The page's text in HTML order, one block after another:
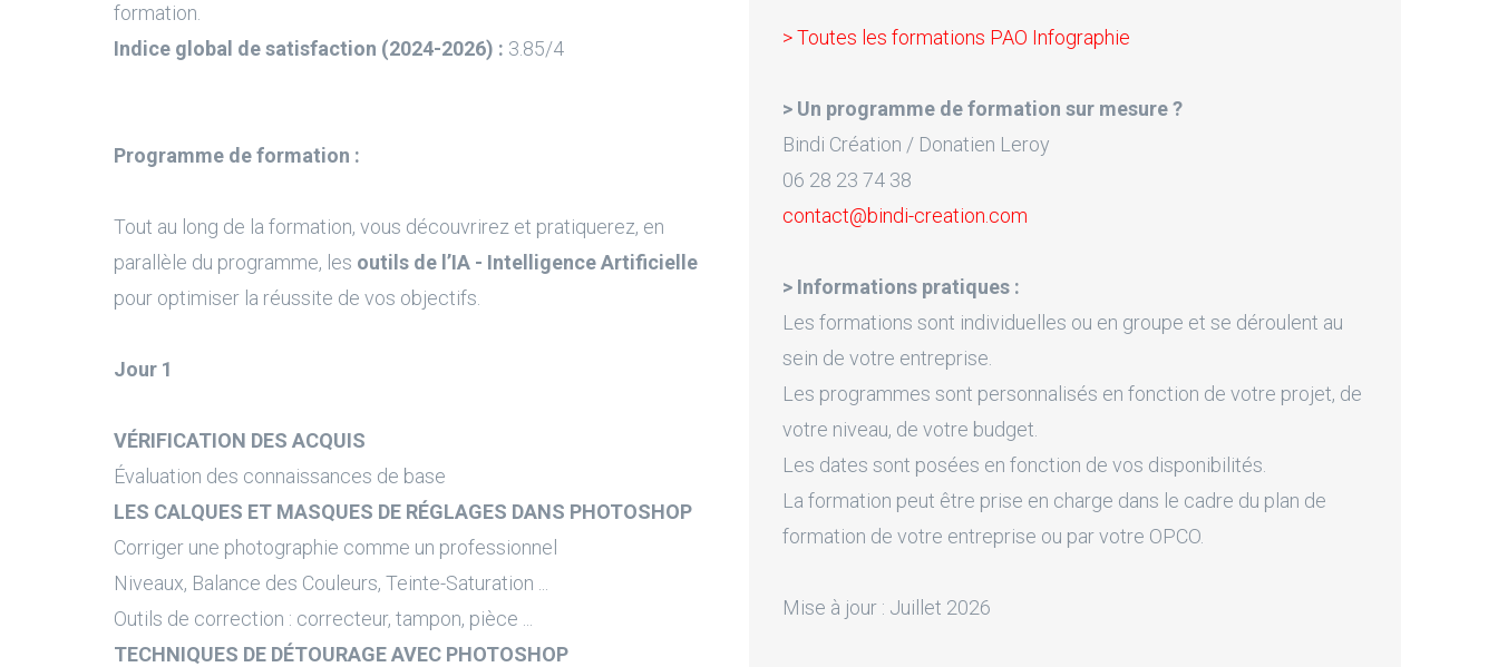
formation.
Indice global de satisfaction (2024-2026) : 3.85/4
Programme de formation :
Tout au long de la formation, vous découvrirez et pratiquerez, en
parallèle du programme, les outils de l’IA - Intelligence Artificielle
pour optimiser la réussite de vos objectifs.
Jour 1
VÉRIFICATION DES ACQUIS
Évaluation des connaissances de base
LES CALQUES ET MASQUES DE RÉGLAGES DANS PHOTOSHOP
Corriger une photographie comme un professionnel
Niveaux, Balance des Couleurs, Teinte-Saturation ...
Outils de correction : correcteur, tampon, pièce ...
TECHNIQUES DE DÉTOURAGE AVEC PHOTOSHOP
> Toutes les formations PAO Infographie
> Un programme de formation sur mesure ?
Bindi Création / Donatien Leroy
06 28 23 74 38
contact@bindi-creation.com
> Informations pratiques :
Les formations sont individuelles ou en groupe et se déroulent au
sein de votre entreprise.
Les programmes sont personnalisés en fonction de votre projet, de
votre niveau, de votre budget.
Les dates sont posées en fonction de vos disponibilités.
La formation peut être prise en charge dans le cadre du plan de
formation de votre entreprise ou par votre OPCO.
Mise à jour : Juillet 2026